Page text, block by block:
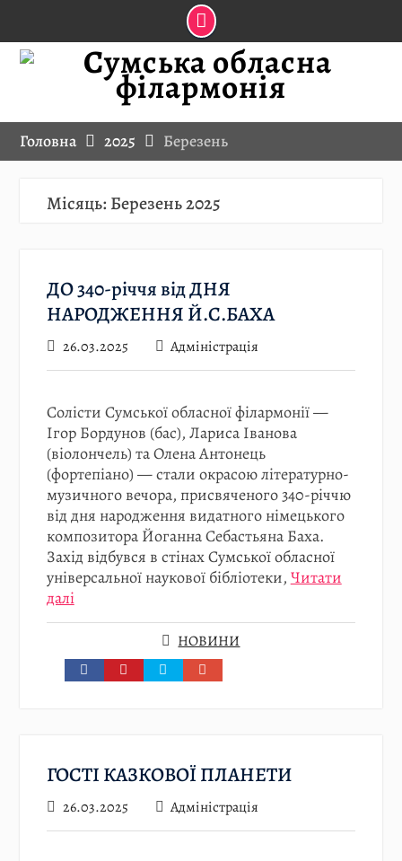
Skip
Головна 2025 Березень
Місяць: Березень 2025
ДО 340-річчя від ДНЯ
НАРОДЖЕННЯ Й.С.БАХА
26.03.2025 Адміністрація
Солісти Сумської обласної філармонії —
Ігор Бордунов (бас), Лариса Іванова
(віолончель) та Олена Антонець
(фортепіано) — стали окрасою літературно-
музичного вечора, присвяченого 340-річчю
від дня народження видатного німецького
композитора Йоганна Себастьяна Баха.
Захід відбувся в стінах Сумської обласної
універсальної наукової бібліотеки, Читати
далі
НОВИНИ
ГОСТІ КАЗКОВОЇ ПЛАНЕТИ
26.03.2025 Адміністрація